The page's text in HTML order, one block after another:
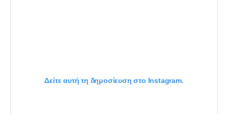
Δείτε αυτή τη δημοσίευση στο Instagram.